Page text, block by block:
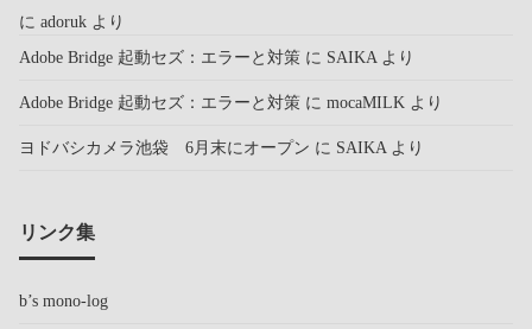
に adoruk より
Adobe Bridge 起動セズ：エラーと対策 に SAIKA より
Adobe Bridge 起動セズ：エラーと対策 に mocaMILK より
ヨドバシカメラ池袋 6月末にオープン に SAIKA より
リンク集
b’s mono-log